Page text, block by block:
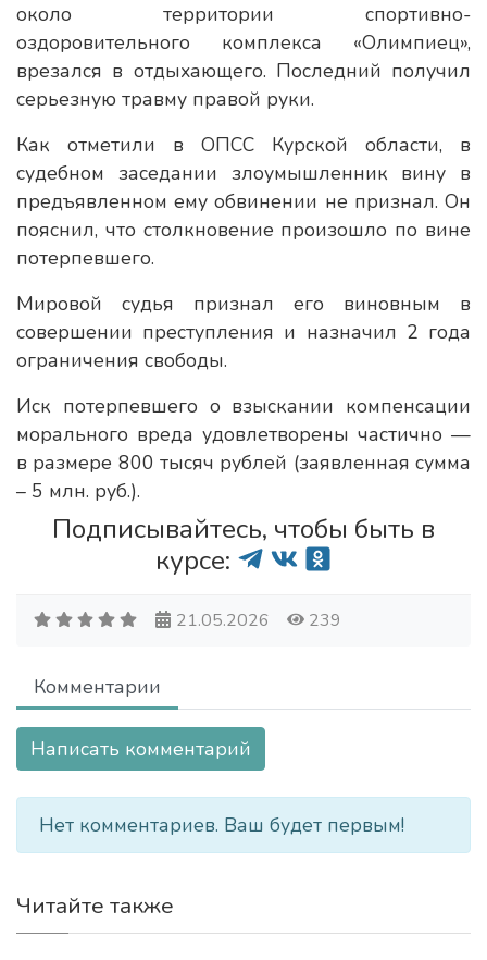
около территории спортивно-
оздоровительного комплекса «Олимпиец»,
врезался в отдыхающего. Последний получил
серьезную травму правой руки.
Как отметили в ОПСС Курской области, в
судебном заседании злоумышленник вину в
предъявленном ему обвинении не признал. Он
пояснил, что столкновение произошло по вине
потерпевшего.
Мировой судья признал его виновным в
совершении преступления и назначил 2 года
ограничения свободы.
Иск потерпевшего о взыскании компенсации
морального вреда удовлетворены частично —
в размере 800 тысяч рублей (заявленная сумма
– 5 млн. руб.).
Подписывайтесь, чтобы быть в
курсе:
21.05.2026 239
Комментарии
Написать комментарий
Нет комментариев. Ваш будет первым!
Читайте также